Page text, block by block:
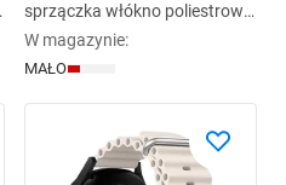
sprzączka włókno poliestrowe
22 mm zielony
W magazynie:
MAŁO